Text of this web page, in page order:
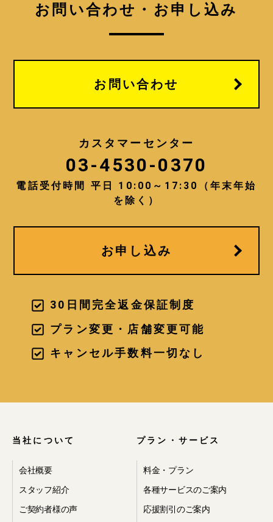
番号、メールアドレス、銀行口座番
クッキーなどそれ単体では特定の個人
られている場合（または容易に照合す
ることができる場合）のオンライン識
・当社の提供する商品・サービスをご
利用いただく為。
・お客様の本人確認をする為。
・お客様への問い合わせに対応し、ま
を防止する為。
・お客様への商品のお届けや、メール
の配信等、お客様がご希望されたサー
供を行う方策を講じるための統計的資
・当社の提携先が提供するサービスを
ご利用いただく目的で、当該提携先へ
の個人情報の第三者提供を行う為。
2.個人情報の利
当社は、ご本人の同意を得た場合、お
とが認められている場合を除き、取得
お問い合わせ・お申し込み
お問い合わせ
カスタマーセンター
03-4530-0370
電話受付時間 平日 10:00～17:30（年末年始
を除く）
お申し込み
30日間完全返金保証制度
プラン変更・店舗変更可能
キャンセル手数料一切なし
当社について
会社概要
スタッフ紹介
ご契約者様の声
プラン・サービス
料金・プラン
各種サービスのご案内
応援割引のご案内